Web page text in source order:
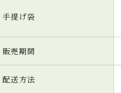
手提げ袋
販売期間
配送方法